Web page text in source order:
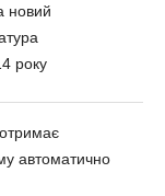
новий
року
автоматично